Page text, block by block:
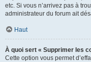
etc. Si vous n’arrivez pas à
administrateur du forum ait
Haut
À quoi sert « Supprimer les
Cette option vous permet